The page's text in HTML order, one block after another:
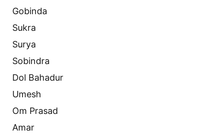
Gobinda
Sukra
Surya
Sobindra
Dol Bahadur
Umesh
Om Prasad
Amar